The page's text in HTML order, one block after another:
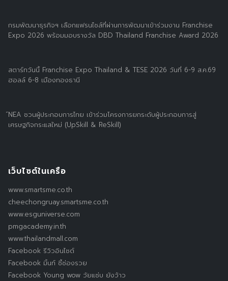
กรมพัฒนาธุรกิจฯ เลือกแฟรนไชส์ที่ผ่านการพัฒนาเข้าร่วมงาน Franchise
Expo 2026 พร้อมมอบรางวัล DBD Thailand Franchise Award 2026
สตาร์ทวันนี้ Franchise Expo Thailand & TESE 2026 วันที่ 6-9 ส.ค.69
ฮอลล์ 6-8 เมืองทองธานี
์NEA ชวนผู้ประกอบการไทย เข้าร่วมโครงการยกระดับผู้ประกอบการสู่
เศรษฐกิจกระแสใหม่ (UpSkill & ReSkill)
เว็บไซต์ในเครือ
www.smartsme.co.th
cheechongruay.smartsme.co.th
www.esguniverse.com
pmgacademy.in.th
www.thailandmall.com
Facebook รีวิวอินไซต์
Facebook มิ้นท์ ชี้ช่องรวย
Facebook Young wow วัยแซ่บ ยังว้าว